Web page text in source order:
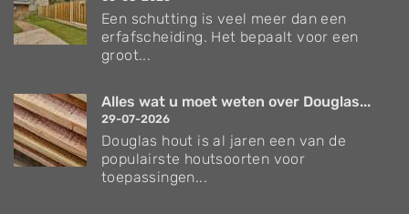
Een schutting is veel meer dan een
erfafscheiding. Het bepaalt voor een
groot...
Alles wat u moet weten over Douglas...
29-07-2026
Douglas hout is al jaren een van de
populairste houtsoorten voor
toepassingen...